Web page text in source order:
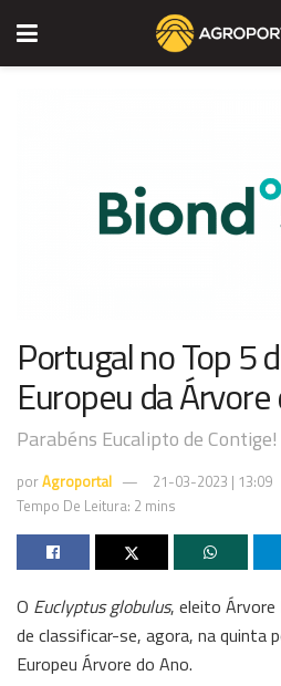
Portugal no Top 5
Europeu da Árvore
Parabéns Eucalipto de Contige!
porAgroportal
21-03-2023 | 13:09
Tempo De Leitura: 2 mins
O Euclyptus globulus, eleito Árvore
de classificar-se, agora, na quinta
Europeu Árvore do Ano.